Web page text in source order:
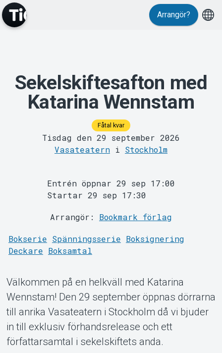
Evenemang
MyTickster
Arrangör?
Sekelskiftesafton med
Katarina Wennstam
Fåtal kvar
Tisdag den 29 september 2026
Vasateatern i Stockholm
Entrén öppnar 29 sep 17:00
Startar 29 sep 17:30
Arrangör: Bookmark förlag
Bokserie Spänningsserie Boksignering
Deckare Boksamtal
Välkommen på en helkväll med Katarina
Wennstam! Den 29 september öppnas dörrarna
till anrika Vasateatern i Stockholm då vi bjuder
in till exklusiv förhandsrelease och ett
författarsamtal i sekelskiftets anda.